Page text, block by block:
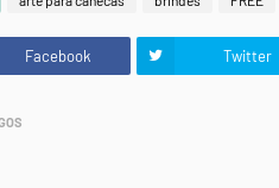
Facebook Twitter